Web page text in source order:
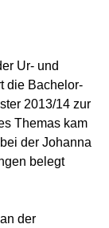
Ur- und
die Bachelor-
2013/14 zur
Themas kam
der Johanna
belegt
der